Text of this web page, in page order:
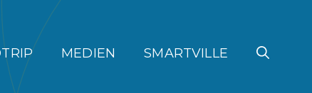
MEDIEN SMARTVILLE